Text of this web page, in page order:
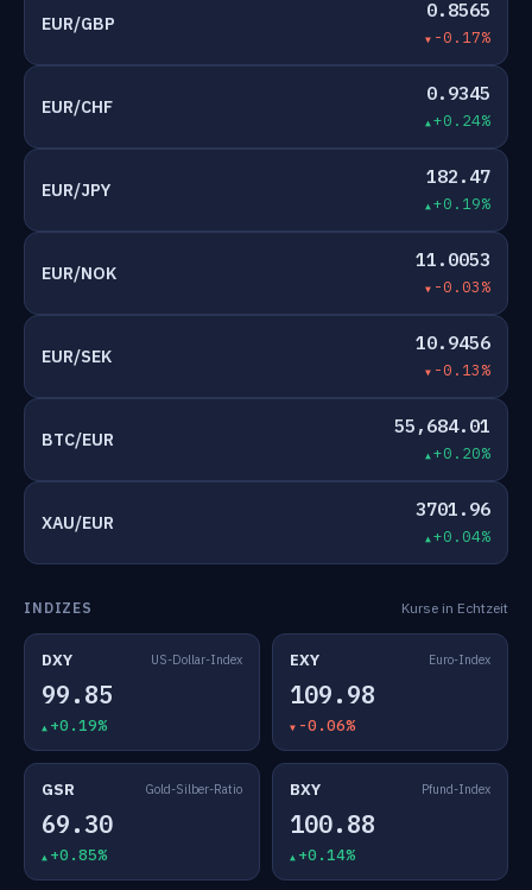
EUR/GBP
0.8565
-0.17%
EUR/CHF
0.9345
+0.24%
EUR/JPY
182.47
+0.19%
EUR/NOK
11.0053
-0.03%
EUR/SEK
10.9456
-0.13%
BTC/EUR
55,684.01
+0.20%
XAU/EUR
3701.96
+0.04%
INDIZES Kurse in Echtzeit
DXY US-Dollar-Index
99.85
+0.19%
EXY Euro-Index
109.98
-0.06%
GSR Gold-Silber-Ratio
69.30
+0.85%
BXY Pfund-Index
100.88
+0.14%